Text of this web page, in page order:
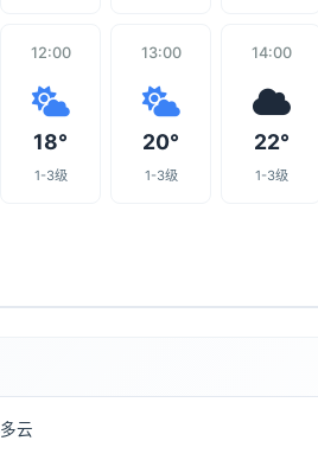
12:00
18°
1-3级
13:00
20°
1-3级
14:00
22°
1-3级
多云